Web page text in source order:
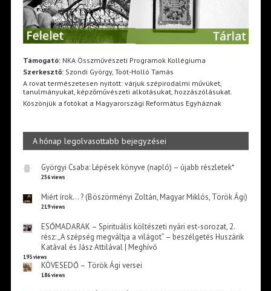
Támogató:NKA Összművészeti Programok Kollégiuma
Szerkesztő:Szondi György, Toót-Holló Tamás
A rovat természetesen nyitott: várjuk szépirodalmi művüket,
tanulmányukat, képzőművészeti alkotásukat, hozzászólásukat.
Köszönjük a fotókat a Magyarországi Református Egyháznak
A hónap legolvasottabb bejegyzései
Györgyi Csaba: Lépések könyve (napló) – újabb részletek*
256 views
Miért írok… ? (Böszörményi Zoltán, Magyar Miklós, Török Ági)
219 views
ESŐMADARAK – Spirituális költészeti nyári est-sorozat, 2.
rész: „A szépség megváltja a világot” – beszélgetés Huszárik
Katával és Jász Attilával | Meghívó
193 views
KÖVESEDŐ – Török Ági versei
186 views